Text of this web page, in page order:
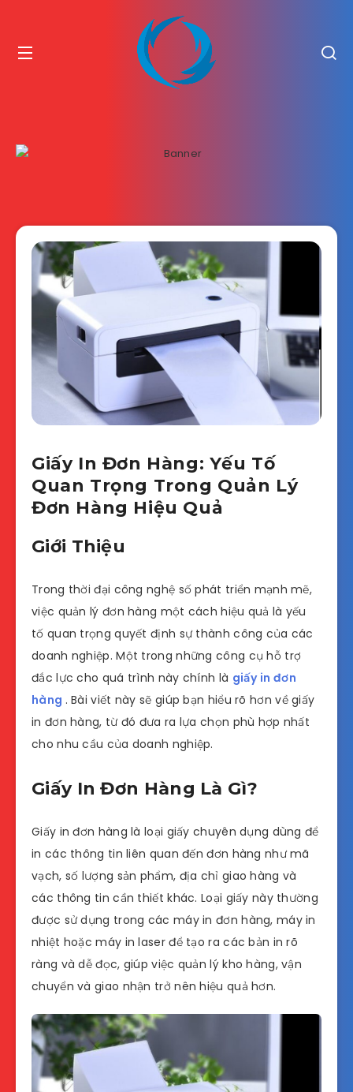
Giấy In Đơn Hàng: Yếu Tố
Quan Trọng Trong Quản Lý
Đơn Hàng Hiệu Quả
Giới Thiệu
Trong thời đại công nghệ số phát triển mạnh mẽ,
việc quản lý đơn hàng một cách hiệu quả là yếu
tố quan trọng quyết định sự thành công của các
doanh nghiệp. Một trong những công cụ hỗ trợ
đắc lực cho quá trình này chính là giấy in đơn
hàng . Bài viết này sẽ giúp bạn hiểu rõ hơn về giấy
in đơn hàng, từ đó đưa ra lựa chọn phù hợp nhất
cho nhu cầu của doanh nghiệp.
Giấy In Đơn Hàng Là Gì?
Giấy in đơn hàng là loại giấy chuyên dụng dùng để
in các thông tin liên quan đến đơn hàng như mã
vạch, số lượng sản phẩm, địa chỉ giao hàng và
các thông tin cần thiết khác. Loại giấy này thường
được sử dụng trong các máy in đơn hàng, máy in
nhiệt hoặc máy in laser để tạo ra các bản in rõ
ràng và dễ đọc, giúp việc quản lý kho hàng, vận
chuyển và giao nhận trở nên hiệu quả hơn.